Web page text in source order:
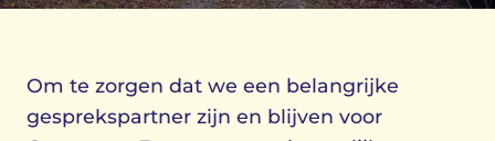
Om te zorgen dat we een belangrijke
gesprekspartner zijn en blijven voor